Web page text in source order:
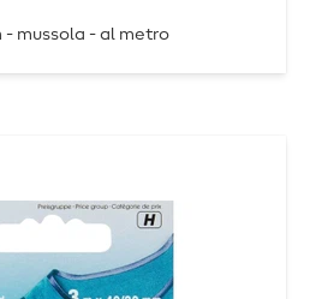
- mussola - al metro